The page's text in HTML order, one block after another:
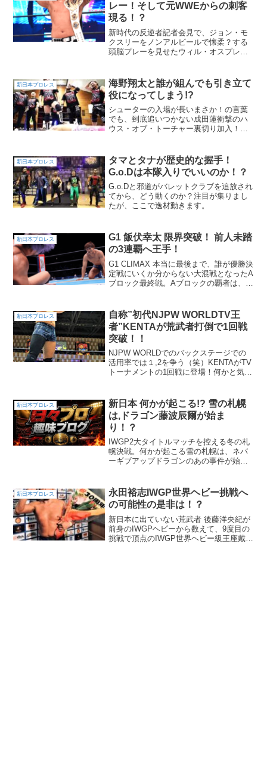
レー！そして元WWEからの刺客
現る！？
新時代の反逆者記者会見で、ジョン・モ
クスリーをノンアルビールで懐柔？する
頭脳プレーを見せたウィル・オスプレ
ーとの共闘を提案!!「最初の5分間でこの
チビクソ野郎（...
新日本プロレス
海野翔太と誰が組んでも引き立て
役になってしまう!?
シューターの入場が長いまさか！の言葉
でも、到底追いつかない成田蓮衝撃のハ
ウス・オブ・トーチャー裏切り加入！こ
止められないほどの衝撃だと思います。
とは言え、成田の気持ちも...
新日本プロレス
タマとタナが歴史的な握手！
G.o.Dは本隊入りでいいのか！？
G.o.Dと邪道がバレットクラブを追放され
てから、どう動くのか？注目が集りまし
たが、ここで逸材動きます。
新日本プロレス
G1 飯伏幸太 限界突破！ 前人未踏
の3連覇へ王手！
G1 CLIMAX 本当に最後まで、誰が優勝決
定戦にいくか分からない大混戦となったA
ブロック最終戦。Aブロックの覇者は、メ
新日本プロレス
自称”初代NJPW WORLDTV王
者”KENTAが荒武者打倒で1回戦
突破！！
NJPW WORLDでのバックステージでの
活用率では１,2を争う（笑）KENTAがTV
トーナメントの1回戦に登場！何かと気に
新日本プロレス
新日本 何かが起こる!? 雪の札幌
は,ドラゴン藤波辰爾が始ま
り！？
IWGP2大タイトルマッチを控える冬の札
幌決戦。何かが起こる雪の札幌は、ネバ
ーギブアップドラゴンのあの事件が始ま
新日本プロレス
永田裕志IWGP世界ヘビー挑戦へ
の可能性の是非は！？
新日本に出ていない荒武者 後藤洋央紀が
前身のIWGPヘビーから数えて、9度目の
挑戦で頂点のIWGP世界ヘビー級王座戴冠